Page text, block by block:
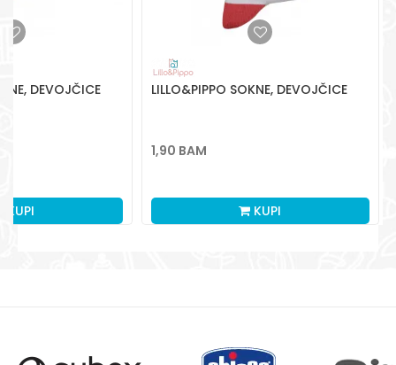
DEVOJČICE
KUPI
LILLO&PIPPO SOKNE, DEVOJČICE
1,90 BAM
KUPI